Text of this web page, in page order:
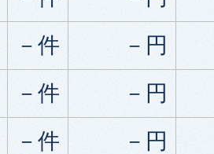
－件
－円
－件
－円
－件
－円